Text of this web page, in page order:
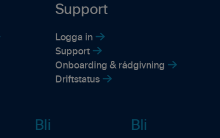
Support
Logga in
Support
Onboarding & rådgivning
Driftstatus
Bli
Bli